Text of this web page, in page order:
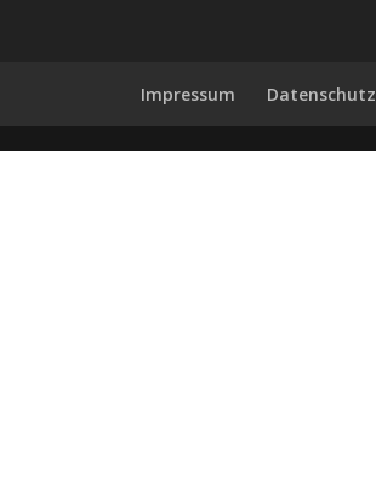
Impressum Datenschutz